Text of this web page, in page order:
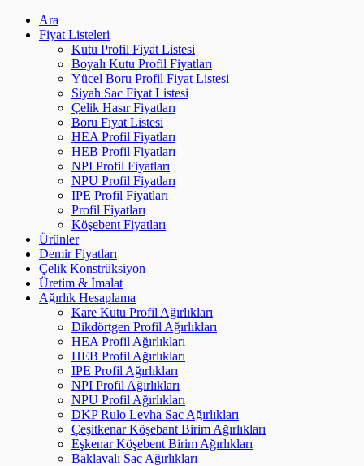
Ara
Fiyat Listeleri
Kutu Profil Fiyat Listesi
Boyalı Kutu Profil Fiyatları
Yücel Boru Profil Fiyat Listesi
Siyah Sac Fiyat Listesi
Çelik Hasır Fiyatları
Boru Fiyat Listesi
HEA Profil Fiyatları
HEB Profil Fiyatları
NPI Profil Fiyatları
NPU Profil Fiyatları
IPE Profil Fiyatları
Profil Fiyatları
Köşebent Fiyatları
Ürünler
Demir Fiyatları
Çelik Konstrüksiyon
Üretim & İmalat
Ağırlık Hesaplama
Kare Kutu Profil Ağırlıkları
Dikdörtgen Profil Ağırlıkları
HEA Profil Ağırlıkları
HEB Profil Ağırlıkları
IPE Profil Ağırlıkları
NPI Profil Ağırlıkları
NPU Profil Ağırlıkları
DKP Rulo Levha Sac Ağırlıkları
Çeşitkenar Köşebant Birim Ağırlıkları
Eşkenar Köşebent Birim Ağırlıkları
Baklavalı Sac Ağırlıkları